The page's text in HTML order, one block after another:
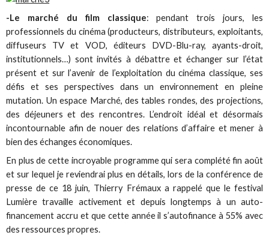
-Le marché du film classique: pendant trois jours, les
professionnels du cinéma (producteurs, distributeurs, exploitants,
diffuseurs TV et VOD, éditeurs DVD-Blu-ray, ayants-droit,
institutionnels…) sont invités à débattre et échanger sur l’état
présent et sur l’avenir de l’exploitation du cinéma classique, ses
défis et ses perspectives dans un environnement en pleine
mutation. Un espace Marché, des tables rondes, des projections,
des déjeuners et des rencontres. L’endroit idéal et désormais
incontournable afin de nouer des relations d’affaire et mener à
bien des échanges économiques.
En plus de cette incroyable programme qui sera complété fin août
et sur lequel je reviendrai plus en détails, lors de la conférence de
presse de ce 18 juin, Thierry Frémaux a rappelé que le festival
Lumière travaille activement et depuis longtemps à un auto-
financement accru et que cette année il s’autofinance à 55% avec
des ressources propres.